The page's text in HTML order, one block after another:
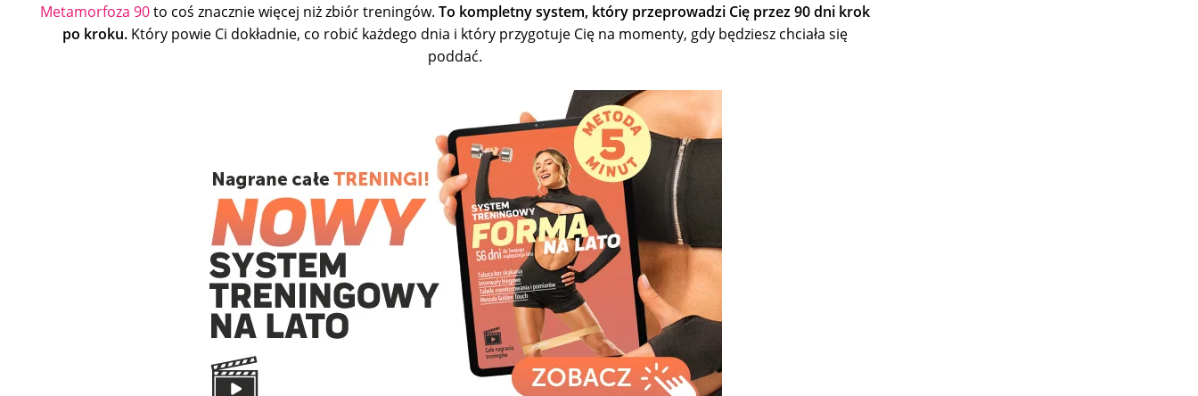
Metamorfoza 90to coś znacznie więcej niż zbiór treningów. To kompletny system, który przeprowadzi Cię przez 90 dni krok
po kroku.Który powie Ci dokładnie, co robić każdego dnia i który przygotuje Cię na momenty, gdy będziesz chciała się
poddać.